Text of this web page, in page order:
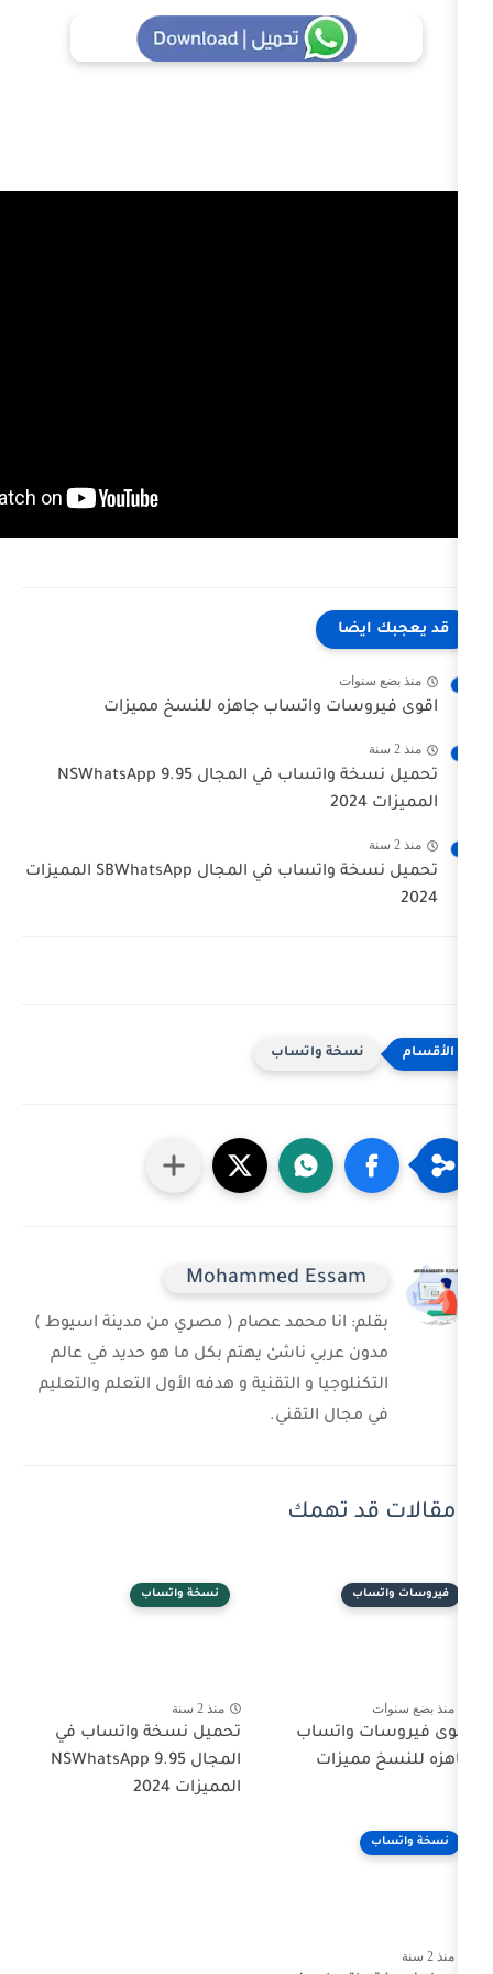
واتساب جاهزه للنسخ مميزات
تحميل نسخة واتساب في المجال NSWhatsApp 9.95
تحميل نسخة واتساب في المجال SBWhatsApp المميزات
واتساب
Mohammed
انا محمد عصام ( مصري من مدينة اسيوط )
ناشىْ يهتم بكل ما هو حديد في عالم
و التقنية و هدفه الأول التعلم والتعليم
تهمك
نسخة واتساب
تحميل نسخة واتساب في
المجال NSWhatsApp 9.95